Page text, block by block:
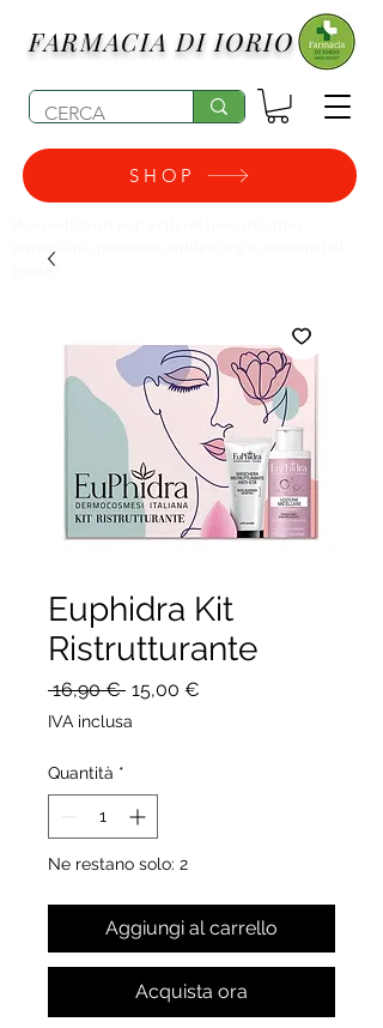
FARMACIA DI IORIO
SHOP
pannolini, possono subire degli aumenti di
costo)
Euphidra Kit
Ristrutturante
16,90 € Prezzo
15,00 €
IVA inclusa
Quantità *
Ne restano solo: 2
Aggiungi al carrello
Acquista ora